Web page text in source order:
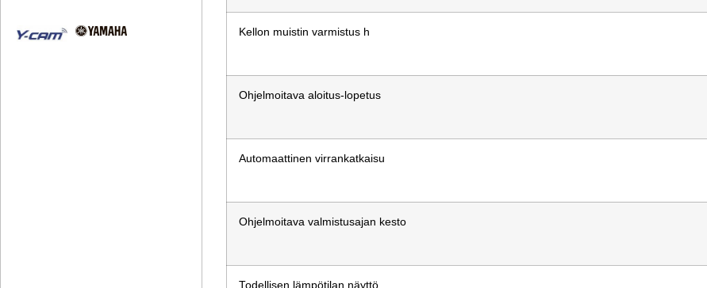
Kellon muistin varmistus h
Ohjelmoitava aloitus-lopetus
Automaattinen virrankatkaisu
Ohjelmoitava valmistusajan kesto
Todellisen lämpötilan näyttö